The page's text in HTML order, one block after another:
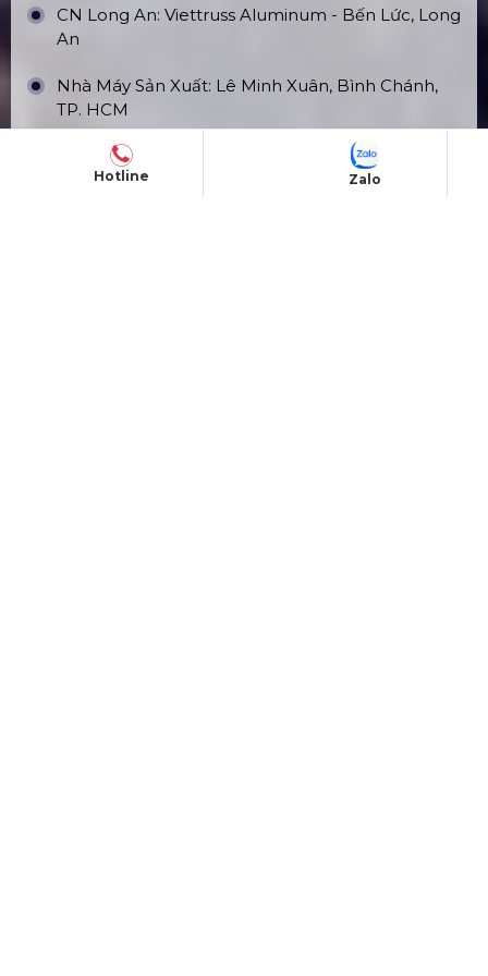
CN Long An: Viettruss Aluminum - Bến Lức, Long
An
Nhà Máy Sản Xuất: Lê Minh Xuân, Bình Chánh,
TP. HCM
TÀI KHOẢN NGÂN HÀNG
Hotline Zalo